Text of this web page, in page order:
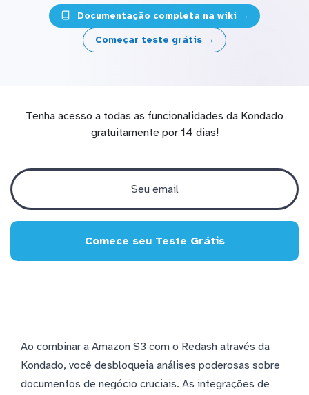
Documentação completa na wiki →
Começar teste grátis →
Tenha acesso a todas as funcionalidades da Kondado
gratuitamente por 14 dias!
Comece seu Teste Grátis
Ao combinar a Amazon S3 com o Redash através da
Kondado, você desbloqueia análises poderosas sobre
documentos de negócio cruciais. As integrações de